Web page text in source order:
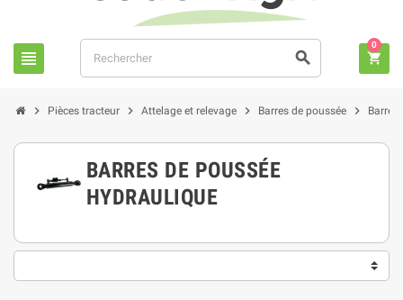
view_headline search shopping_cart
0
chevron_right Pièces tracteur chevron_right Attelage et relevage chevron_right Barres de poussée chevron_right Barres
BARRES DE POUSSÉE
HYDRAULIQUE